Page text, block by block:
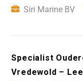
Siri Marine BV
Specialist
Vredewold –